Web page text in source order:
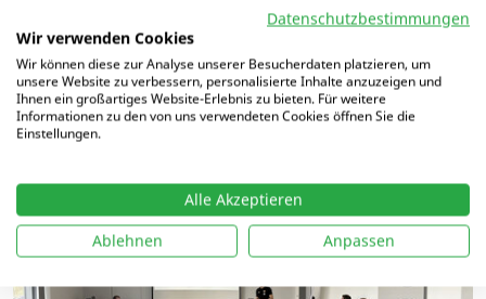
Schnelle Trainingseinheit:
Boxverteidigung
Datenschutzbestimmungen
Wir verwenden Cookies
Wir können diese zur Analyse unserer Besucherdaten platzieren, um
unsere Website zu verbessern, personalisierte Inhalte anzuzeigen und
Ihnen ein großartiges Website-Erlebnis zu bieten. Für weitere
Informationen zu den von uns verwendeten Cookies öffnen Sie die
Einstellungen.
Alle Akzeptieren
Ablehnen
Anpassen